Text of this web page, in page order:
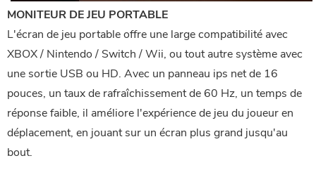
MONITEUR DE JEU PORTABLE
L'écran de jeu portable offre une large compatibilité avec
XBOX / Nintendo / Switch / Wii, ou tout autre système avec
une sortie USB ou HD. Avec un panneau ips net de 16
pouces, un taux de rafraîchissement de 60 Hz, un temps de
réponse faible, il améliore l'expérience de jeu du joueur en
déplacement, en jouant sur un écran plus grand jusqu'au
bout.